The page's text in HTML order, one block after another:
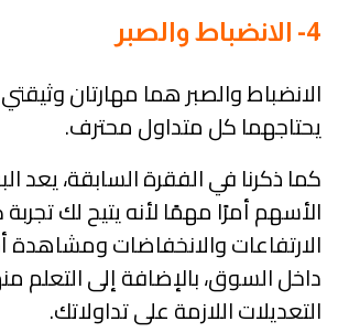
4- الانضباط والصبر
الانضباط والصبر هما مهارتان
يحتاجهما كل متداول محترف.
كما ذكرنا في الفقرة السابقة، يعد
الأسهم أمرًا مهمًا لأنه يتيح لك
الارتفاعات والانخفاضات ومشاهدة
داخل السوق، بالإضافة إلى التعلم
التعديلات اللازمة على تداولاتك.